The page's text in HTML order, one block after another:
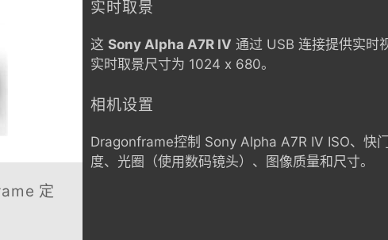
定
实时取景
这 Sony Alpha A7R IV 通过 USB 连接提供实时
实时取景尺寸为 1024 x 680。
相机设置
Dragonframe控制 Sony Alpha A7R IV ISO、快
度、光圈（使用数码镜头）、图像质量和尺寸。